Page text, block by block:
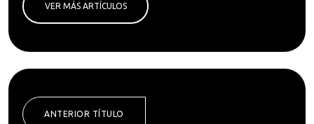
VER MÁS ARTÍCULOS
ANTERIOR TÍTULO